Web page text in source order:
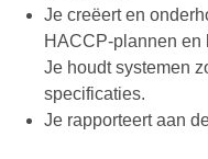
Je creëert en
HACCP-plannen en
Je houdt systemen
specificaties.
Je rapporteert aan